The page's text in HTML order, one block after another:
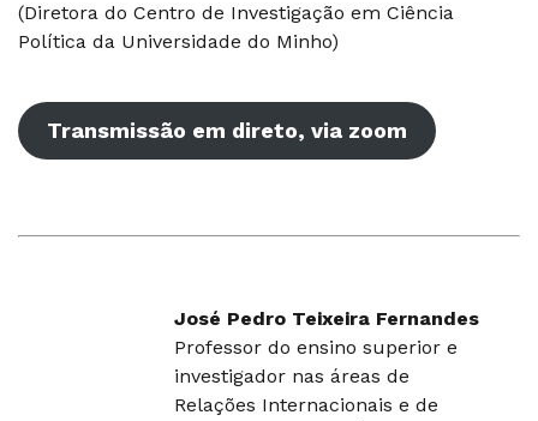
(Diretora do Centro de Investigação em Ciência
Política da Universidade do Minho)
Transmissão em direto, via zoom
José Pedro Teixeira Fernandes
Professor do ensino superior e
investigador nas áreas de
Relações Internacionais e de